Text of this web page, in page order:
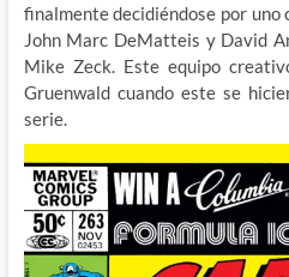
finalmente decidiéndose por
John Marc DeMatteis y David
Mike Zeck. Este equipo
Gruenwald cuando este se
serie.